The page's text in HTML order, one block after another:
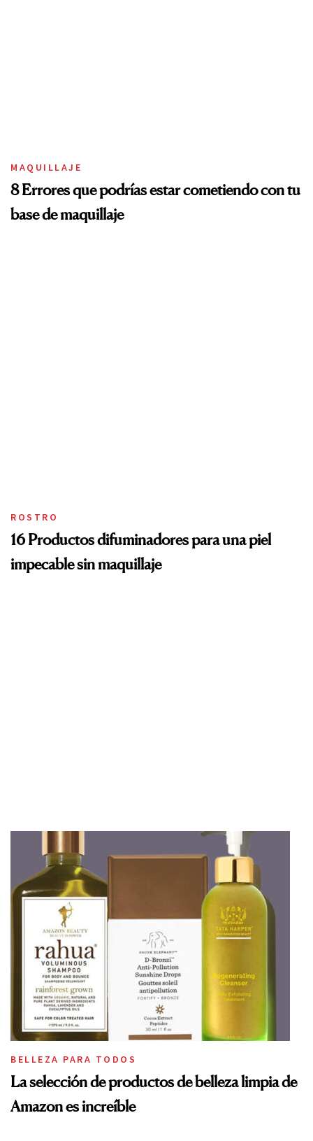
MAQUILLAJE
8 Errores que podrías estar cometiendo con tu
base de maquillaje
ROSTRO
16 Productos difuminadores para una piel
impecable sin maquillaje
BELLEZA PARA TODOS
La selección de productos de belleza limpia de
Amazon es increíble